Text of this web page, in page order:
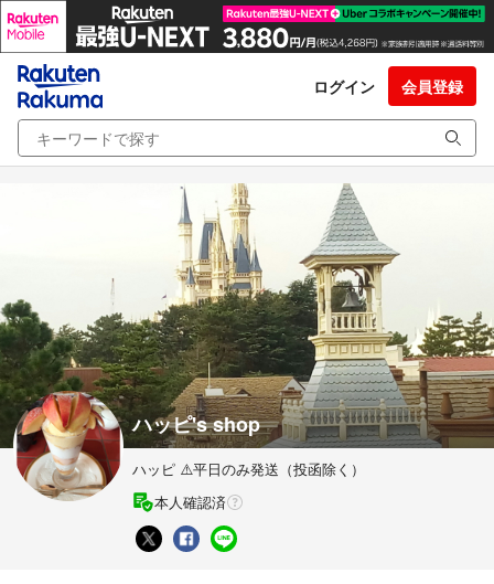
ログイン 会員登録
ハッピ's shop
ハッピ ⚠️平日のみ発送（投函除く）
本人確認済